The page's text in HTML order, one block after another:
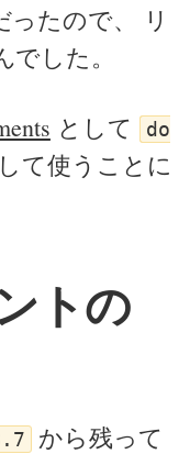
ったので、 リ
した。
として
do
て使うことに
トの
から残って